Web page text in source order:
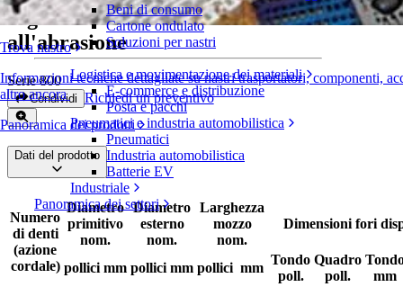
Trova nastro
Informazioni tecniche dettagliate su nastri trasportatori, componenti,
altro ancora
Panoramica dei prodotti
Beni di consumo
Cartone ondulato
Soluzioni per nastri
Logistica e movimentazione dei materiali
E-commerce e distribuzione
Posta e pacchi
Pneumatici e industria automobilistica
Pneumatici
Industria automobilistica
Batterie EV
Industriale
Panoramica dei settori
Pignoni in due metà in metallo resistenti
all'abrasione
Serie 800
Condividi Richiedi un preventivo
Dati del prodotto
Numero
di denti
(azione
cordale)
Diametro
primitivo
nom.
Diametro
esterno
nom.
Larghezza
mozzo
nom.
Dimensioni fori
pollici mm pollici mm pollici mm
Tondo
poll.
Quadro
poll.
mm